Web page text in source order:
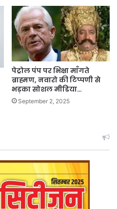
पेट्रोल पंप पर भिक्षा माँगते
ब्राह्मण, नवारो की टिप्पणी से
भड़का सोशल मीडिया…
September 2, 2025